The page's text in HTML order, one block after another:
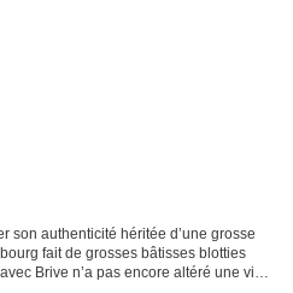
son authenticité héritée d’une grosse
fait de grosses bâtisses blotties
Brive n’a pas encore altéré une vie